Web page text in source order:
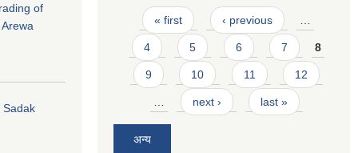
of
Sadak
Pages
« first ‹ previous …
4 5 6 7 8
9 10 11 12
… next › last »
अन्य